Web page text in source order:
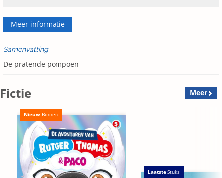
Meer informatie
Samenvatting
De pratende pompoen
Fictie Meer
Nieuw Binnen
Laatste Stuks